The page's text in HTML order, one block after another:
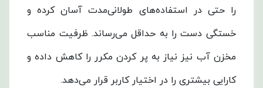
را حتی در استفاده‌های طولانی‌مدت آسان کرده و
خستگی دست را به حداقل می‌رساند. ظرفیت مناسب
مخزن آب نیز نیاز به پر کردن مکرر را کاهش داده و
کارایی بیشتری را در اختیار کاربر قرار می‌دهد.